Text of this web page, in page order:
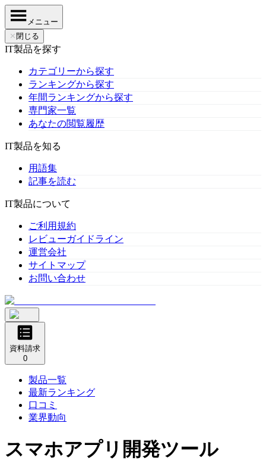
メニュー
✕ 閉じる
IT製品を探す
カテゴリーから探す
ランキングから探す
年間ランキングから探す
専門家一覧
あなたの閲覧履歴
IT製品を知る
用語集
記事を読む
IT製品について
ご利用規約
レビューガイドライン
運営会社
サイトマップ
お問い合わせ
資料請求
0
製品一覧
最新ランキング
口コミ
業界動向
スマホアプリ開発ツール